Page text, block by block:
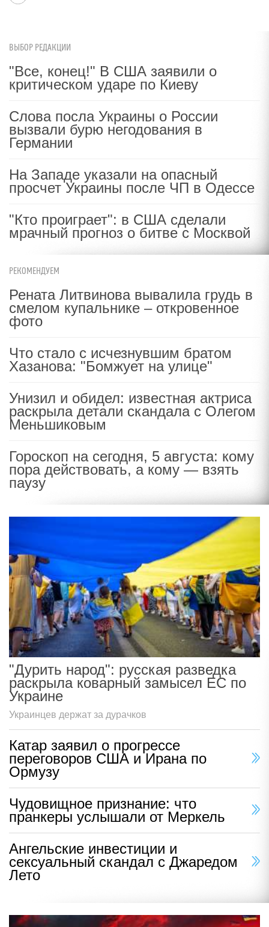
ВЫБОР РЕДАКЦИИ
"Все, конец!" В США заявили о
критическом ударе по Киеву
Слова посла Украины о России
вызвали бурю негодования в
Германии
На Западе указали на опасный
просчет Украины после ЧП в Одессе
"Кто проиграет": в США сделали
мрачный прогноз о битве с Москвой
РЕКОМЕНДУЕМ
Рената Литвинова вывалила грудь в
смелом купальнике – откровенное
фото
Что стало с исчезнувшим братом
Хазанова: "Бомжует на улице"
Унизил и обидел: известная актриса
раскрыла детали скандала с Олегом
Меньшиковым
Гороскоп на сегодня, 5 августа: кому
пора действовать, а кому — взять
паузу
"Дурить народ": русская разведка
раскрыла коварный замысел ЕС по
Украине
Украинцев держат за дурачков
Катар заявил о прогрессе
переговоров США и Ирана по
Ормузу
Чудовищное признание: что
пранкеры услышали от Меркель
Ангельские инвестиции и
сексуальный скандал с Джаредом
Лето